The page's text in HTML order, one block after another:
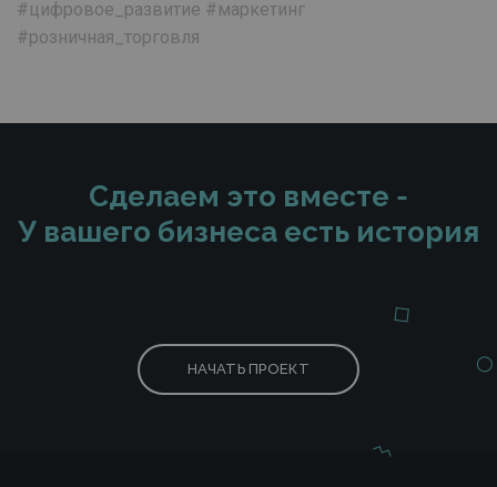
#цифровое_развитие #маркетинг
#розничная_торговля
Сделаем это вместе -
У вашего бизнеса есть история
НАЧАТЬ ПРОЕКТ